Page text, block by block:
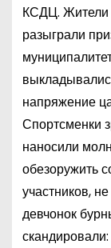
КСДЦ. Жители
разыграли
напряжение
Спортсменки
наносили
обезоружить
участников,
девчонок